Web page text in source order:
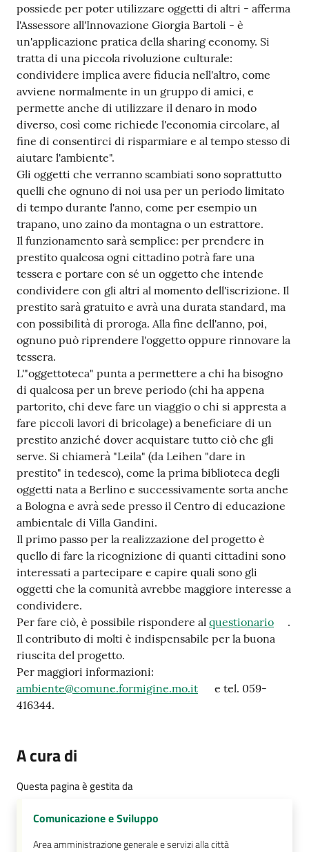
Seguici
su
possiede per poter utilizzare oggetti di altri - afferma
l'Assessore all'Innovazione Giorgia Bartoli - è
un'applicazione pratica della sharing economy. Si
tratta di una piccola rivoluzione culturale:
condividere implica avere fiducia nell'altro, come
avviene normalmente in un gruppo di amici, e
permette anche di utilizzare il denaro in modo
diverso, così come richiede l'economia circolare, al
fine di consentirci di risparmiare e al tempo stesso di
aiutare l'ambiente".
Gli oggetti che verranno scambiati sono soprattutto
quelli che ognuno di noi usa per un periodo limitato
di tempo durante l'anno, come per esempio un
trapano, uno zaino da montagna o un estrattore.
Il funzionamento sarà semplice: per prendere in
prestito qualcosa ogni cittadino potrà fare una
tessera e portare con sé un oggetto che intende
condividere con gli altri al momento dell'iscrizione. Il
prestito sarà gratuito e avrà una durata standard, ma
con possibilità di proroga. Alla fine dell'anno, poi,
ognuno può riprendere l'oggetto oppure rinnovare la
tessera.
L'"oggettoteca" punta a permettere a chi ha bisogno
di qualcosa per un breve periodo (chi ha appena
partorito, chi deve fare un viaggio o chi si appresta a
fare piccoli lavori di bricolage) a beneficiare di un
prestito anziché dover acquistare tutto ciò che gli
serve. Si chiamerà "Leila" (da Leihen "dare in
prestito" in tedesco), come la prima biblioteca degli
oggetti nata a Berlino e successivamente sorta anche
a Bologna e avrà sede presso il Centro di educazione
ambientale di Villa Gandini.
Il primo passo per la realizzazione del progetto è
quello di fare la ricognizione di quanti cittadini sono
interessati a partecipare e capire quali sono gli
oggetti che la comunità avrebbe maggiore interesse a
condividere.
Per fare ciò, è possibile rispondere al questionario
.
Il contributo di molti è indispensabile per la buona
riuscita del progetto.
Per maggiori informazioni:
ambiente@comune.formigine.mo.it
e tel. 059-
416344.
A cura di
Questa pagina è gestita da
Comunicazione e Sviluppo
Area amministrazione generale e servizi alla città